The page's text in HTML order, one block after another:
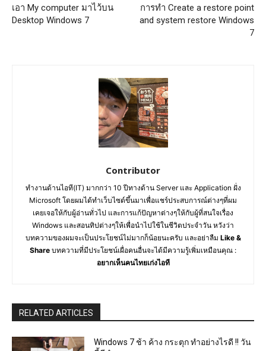
เอา My computer มาไว้บน
Desktop Windows 7
การทำ Create a restore point
and system restore Windows
7
Contributor
ทำงานด้านไอที(IT) มากกว่า 10 ปีทางด้าน Server และ Application ฝั่ง
Microsoft โดยผมได้ทำเว็บไซต์ขึ้นมาเพื่อแชร์ประสบการณ์ต่างๆที่ผม
เคยเจอให้กับผู้อ่านทั่วไป และการแก้ปัญหาต่างๆให้กับผู้ที่สนใจเรื่อง
Windows และสอนทิปต่างๆให้เพื่อนำไปใช้ในชีวิตประจำวัน หวังว่า
บทความของผมจะเป็นประโยชน์ไม่มากก็น้อยนะครับ และอย่าลืม Like &
Share บทความที่มีประโยชน์เผื่อคนอื่นจะได้มีความรู้เพิ่มเหมือนคุณ :
อยากเห็นคนไทยเก่งไอที
RELATED ARTICLES
Windows 7 ช้า ค้าง กระตุก ทำอย่างไรดี !! วัน